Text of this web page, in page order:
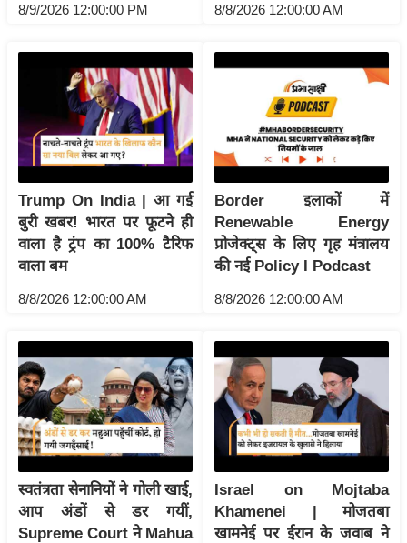
ट
0
2
6
क्रा
इ
म
ई
पे
प
र
मि
सा
ल
बे
मि
8/9/2026 12:00:00 PM 8/8/2026 12:00:00 AM
Trump On India | आ गई
बुरी खबर! भारत पर फूटने ही
वाला है ट्रंप का 100% टैरिफ
वाला बम
8/8/2026 12:00:00 AM
Border इलाकों में
Renewable Energy
प्रोजेक्ट्स के लिए गृह मंत्रालय
की नई Policy I Podcast
8/8/2026 12:00:00 AM
स्वतंत्रता सेनानियों ने गोली खाई,
आप अंडों से डर गयीं,
Supreme Court ने Mahua
Israel on Mojtaba
Khamenei | मोजतबा
खामनेई पर ईरान के जवाब ने